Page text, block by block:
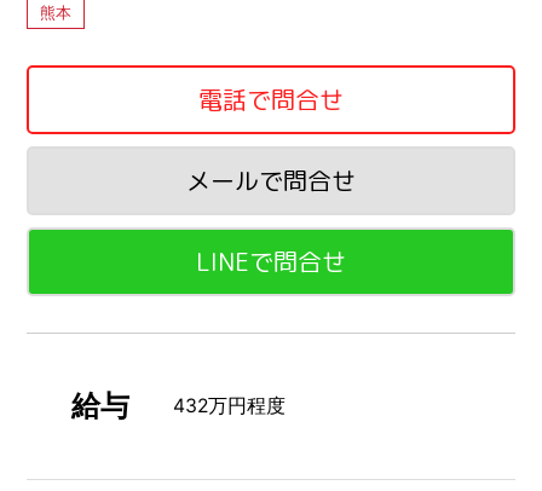
熊本
電話で問合せ
メールで問合せ
LINEで問合せ
給与 432万円程度